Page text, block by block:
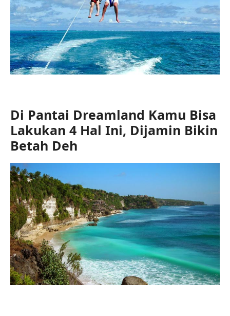
Di Pantai Dreamland Kamu Bisa
Lakukan 4 Hal Ini, Dijamin Bikin
Betah Deh